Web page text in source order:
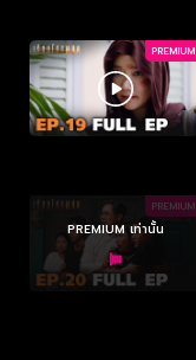
PREMIUM
PREMIUM
PREMIUM เท่านั้น